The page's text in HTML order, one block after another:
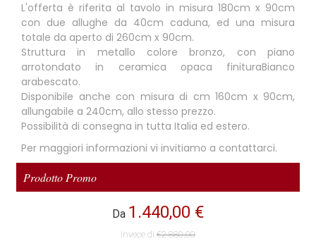
L'offerta è riferita al tavolo in misura 180cm x 90cm
con due allughe da 40cm caduna, ed una misura
totale da aperto di 260cm x 90cm.
Struttura in metallo colore bronzo, con piano
arrotondato in ceramica opaca finituraBianco
arabescato.
Disponibile anche con misura di cm 160cm x 90cm,
allungabile a 240cm, allo stesso prezzo.
Possibilità di consegna in tutta Italia ed estero.
Per maggiori informazioni vi invitiamo a contattarci.